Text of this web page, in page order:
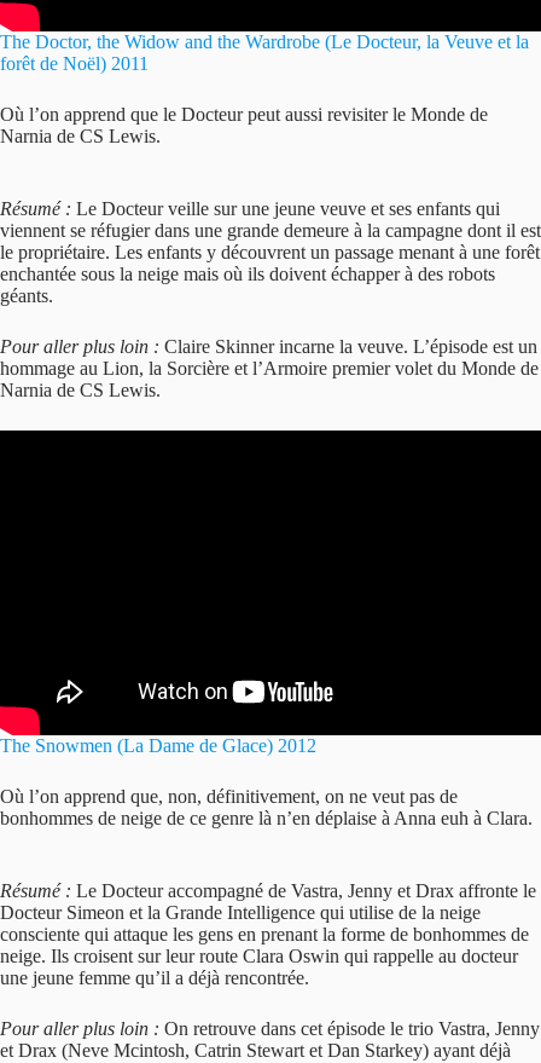
The Doctor, the Widow and the Wardrobe (Le Docteur, la Veuve et la
forêt de Noël) 2011
Où l’on apprend que le Docteur peut aussi revisiter le Monde de
Narnia de CS Lewis.
Résumé : Le Docteur veille sur une jeune veuve et ses enfants qui
viennent se réfugier dans une grande demeure à la campagne dont il est
le propriétaire. Les enfants y découvrent un passage menant à une forêt
enchantée sous la neige mais où ils doivent échapper à des robots
géants.
Pour aller plus loin : Claire Skinner incarne la veuve. L’épisode est un
hommage au Lion, la Sorcière et l’Armoire premier volet du Monde de
Narnia de CS Lewis.
The Snowmen (La Dame de Glace) 2012
Où l’on apprend que, non, définitivement, on ne veut pas de
bonhommes de neige de ce genre là n’en déplaise à Anna euh à Clara.
Résumé : Le Docteur accompagné de Vastra, Jenny et Drax affronte le
Docteur Simeon et la Grande Intelligence qui utilise de la neige
consciente qui attaque les gens en prenant la forme de bonhommes de
neige. Ils croisent sur leur route Clara Oswin qui rappelle au docteur
une jeune femme qu’il a déjà rencontrée.
Pour aller plus loin : On retrouve dans cet épisode le trio Vastra, Jenny
et Drax (Neve Mcintosh, Catrin Stewart et Dan Starkey) ayant déjà